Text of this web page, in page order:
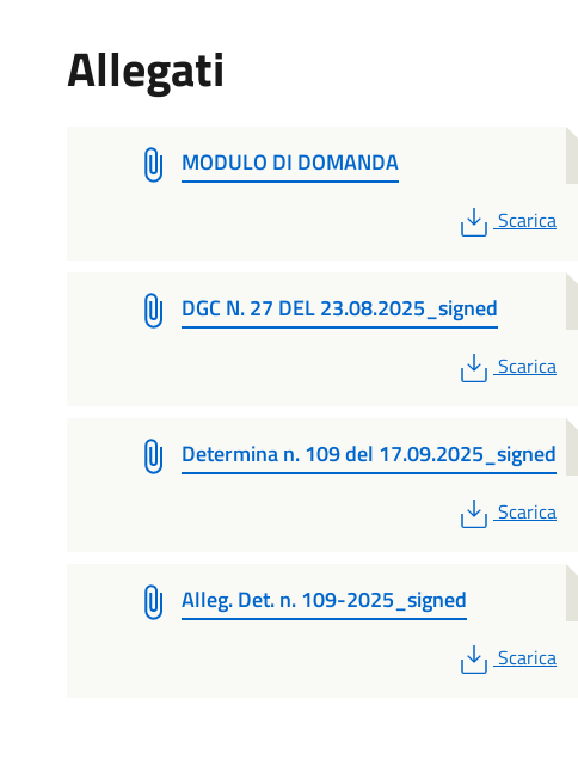
Allegati
MODULO DI DOMANDA
PDF
Scarica
DGC N. 27 DEL 23.08.2025_signed
PDF
Scarica
Determina n. 109 del 17.09.2025_signed
PDF
Scarica
Alleg. Det. n. 109-2025_signed
PDF
Scarica